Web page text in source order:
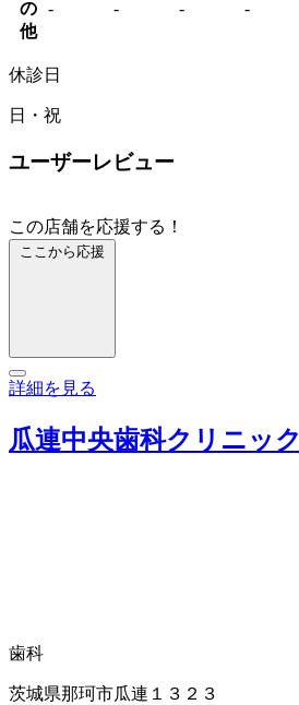
の
他
- - - -
休診日
日・祝
ユーザーレビュー
この店舗を応援する！
ここから応援
詳細を見る
瓜連中央歯科クリニック
歯科
茨城県那珂市瓜連１３２３